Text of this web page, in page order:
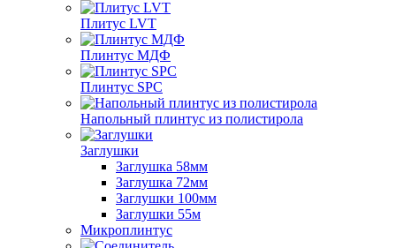
Плитус LVT
Плинтус МДФ
Плинтус SPC
Напольный плинтус из полистирола
Заглушки
Заглушка 58мм
Заглушка 72мм
Заглушки 100мм
Заглушки 55м
Микроплинтус